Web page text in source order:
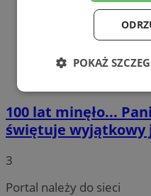
100 lat minęło...
świętuje wyjątkowy
3
Portal należy do sieci
POKAŻ
Niezbędne